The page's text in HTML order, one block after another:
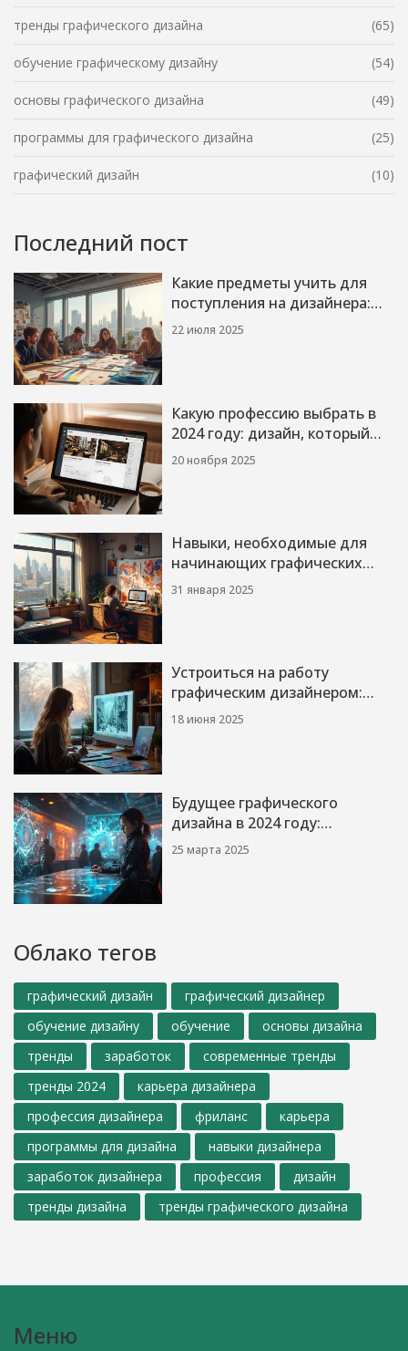
тренды графического дизайна (65)
обучение графическому дизайну (54)
основы графического дизайна (49)
программы для графического дизайна (25)
графический дизайн (10)
Последний пост
Какие предметы учить для
поступления на дизайнера:
что важно знать абитуриенту
22 июля 2025
Какую профессию выбрать в
2024 году: дизайн, который
реально работает
20 ноября 2025
Навыки, необходимые для
начинающих графических
дизайнеров
31 января 2025
Устроиться на работу
графическим дизайнером:
насколько это реально?
18 июня 2025
Будущее графического
дизайна в 2024 году:
основные тенденции
25 марта 2025
Облако тегов
графический дизайн
графический дизайнер
обучение дизайну
обучение
основы дизайна
тренды
заработок
современные тренды
тренды 2024
карьера дизайнера
профессия дизайнера
фриланс
карьера
программы для дизайна
навыки дизайнера
заработок дизайнера
профессия
дизайн
тренды дизайна
тренды графического дизайна
Меню